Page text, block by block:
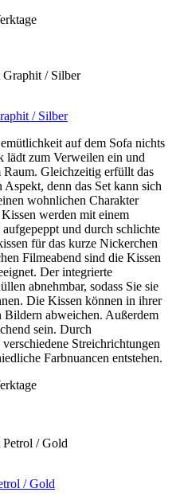
/ Silber
auf dem Sofa nichts
lädt zum Verweilen ein und
Gleichzeitig erfüllt das
denn das Set kann sich
wohnlichen Charakter
werden mit einem
und durch schlichte
für das kurze Nickerchen
Filmeabend sind die Kissen
Der integrierte
abnehmbar, sodass Sie sie
Die Kissen können in ihrer
Bildern abweichen. Außerdem
sein. Durch
Streichrichtungen
Farbnuancen entstehen.
/ Gold